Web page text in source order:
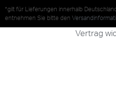
*gilt für Lieferungen innerhalb
entnehmen Sie bitte den
Vertrag